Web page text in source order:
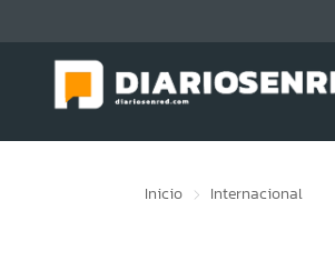
Inicio Internacional